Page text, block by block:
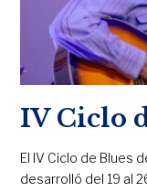
IV Ciclo
El IV Ciclo de Blues
desarrolló del 19 al